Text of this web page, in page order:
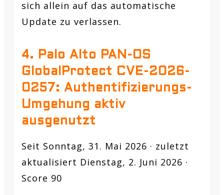
sich allein auf das automatische
Update zu verlassen.
4. Palo Alto PAN-OS
GlobalProtect CVE-2026-
0257: Authentifizierungs-
Umgehung aktiv
ausgenutzt
Seit Sonntag, 31. Mai 2026 · zuletzt
aktualisiert Dienstag, 2. Juni 2026 ·
Score 90